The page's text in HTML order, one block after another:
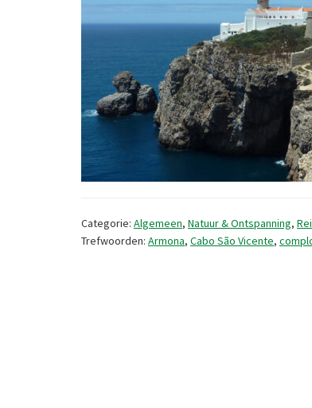
Categorie: Algemeen, Natuur & Ontspanning,
Trefwoorden: Armona, Cabo São Vicente,